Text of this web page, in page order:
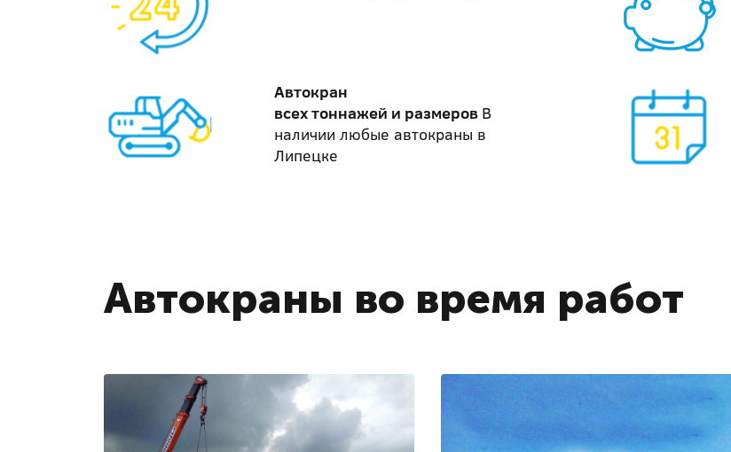
Автокран
всех тоннажей и размеров В
наличии любые автокраны в
Липецке
Автокраны во время работ